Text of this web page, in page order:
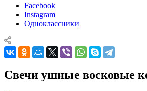
Facebook
Instagram
Одноклассники
Свечи ушные восковые